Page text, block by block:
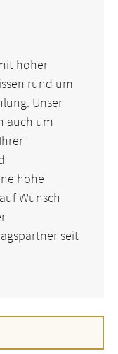
hoher
rund um
Unser
auch um
hohe
Wunsch
seit